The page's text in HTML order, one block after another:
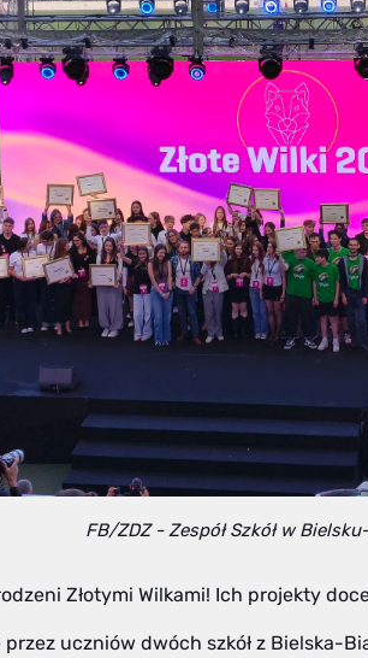
FB/ZDZ - Zespół Szkół w
Złotymi Wilkami! Ich projekty
uczniów dwóch szkół z Bielska-